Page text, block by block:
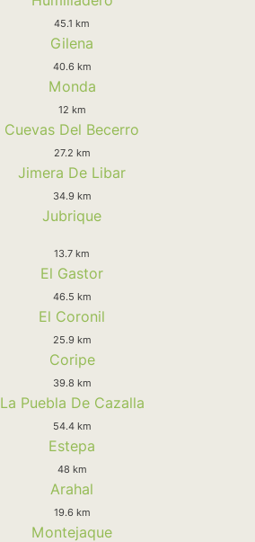
45.1 km
Gilena
40.6 km
Monda
12 km
Cuevas Del Becerro
27.2 km
Jimera De Libar
34.9 km
Jubrique
13.7 km
El Gastor
46.5 km
El Coronil
25.9 km
Coripe
39.8 km
La Puebla De Cazalla
54.4 km
Estepa
48 km
Arahal
19.6 km
Montejaque